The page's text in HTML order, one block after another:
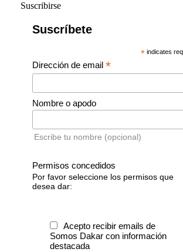
Suscribirse
Suscríbete
* indicates
Dirección de email *
Nombre o apodo
Escribe tu nombre (opcional)
Permisos concedidos
Por favor seleccione los permisos que
desea dar:
Acepto recibir emails de
Somos Dakar con información
destacada